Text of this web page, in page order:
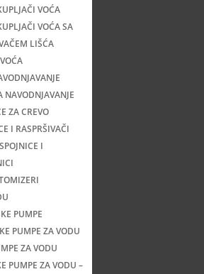
VOĆA
VOĆA SA
LIŠĆA
NAVODNJAVANJE
ZA CREVO
I RASPRŠIVAČI
I
PUMPE
PUMPE ZA VODU
ZA VODU
PUMPE ZA VODU –